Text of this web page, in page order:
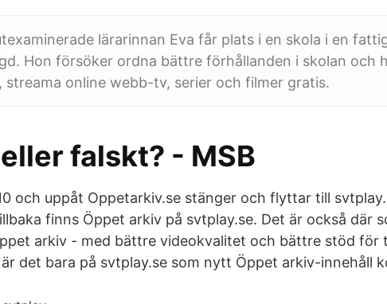
lärarinnan Eva får plats i en skola i en
Hon försöker ordna bättre förhållanden i skolan och
streama online webb-tv, serier och filmer gratis.
falskt? - MSB
och uppåt Oppetarkiv.se stänger och flyttar till
finns Öppet arkiv på svtplay.se. Det är också där
arkiv - med bättre videokvalitet och bättre stöd för
det bara på svtplay.se som nytt Öppet arkiv-innehåll